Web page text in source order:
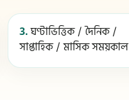
3.ঘণ্টাভিত্তিক / দৈনিক /
সাপ্তাহিক / মাসিক সময়কাল